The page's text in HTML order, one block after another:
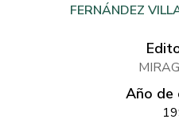
FERNÁNDEZ
Año de